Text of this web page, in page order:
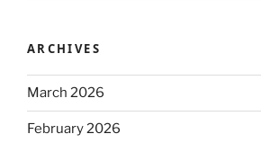
ARCHIVES
March 2026
February 2026